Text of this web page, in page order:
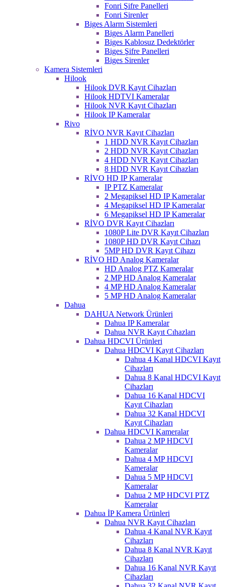
Fonri Şifre Panelleri
Fonri Sirenler
Biges Alarm Sistemleri
Biges Alarm Panelleri
Biges Kablosuz Dedektörler
Biges Şifre Panelleri
Biges Sirenler
Kamera Sistemleri
Hilook
Hilook DVR Kayıt Cihazları
Hilook HDTVI Kameralar
Hilook NVR Kayıt Cihazları
Hilook IP Kameralar
Rivo
RİVO NVR Kayıt Cihazları
1 HDD NVR Kayıt Cihazları
2 HDD NVR Kayıt Cihazları
4 HDD NVR Kayıt Cihazları
8 HDD NVR Kayıt Cihazları
RİVO HD IP Kameralar
IP PTZ Kameralar
2 Megapiksel HD IP Kameralar
4 Megapiksel HD IP Kameralar
6 Megapiksel HD IP Kameralar
RİVO DVR Kayıt Cihazları
1080P Lite DVR Kayıt Cihazları
1080P HD DVR Kayıt Cihazı
5MP HD DVR Kayıt Cihazı
RİVO HD Analog Kameralar
HD Analog PTZ Kameralar
2 MP HD Analog Kameralar
4 MP HD Analog Kameralar
5 MP HD Analog Kameralar
Dahua
DAHUA Network Ürünleri
Dahua IP Kameralar
Dahua NVR Kayıt Cıhazları
Dahua HDCVI Ürünleri
Dahua HDCVI Kayıt Cihazları
Dahua 4 Kanal HDCVI Kayıt
Cihazları
Dahua 8 Kanal HDCVI Kayıt
Cihazları
Dahua 16 Kanal HDCVI
Kayıt Cihazları
Dahua 32 Kanal HDCVI
Kayıt Cihazları
Dahua HDCVI Kameralar
Dahua 2 MP HDCVI
Kameralar
Dahua 4 MP HDCVI
Kameralar
Dahua 5 MP HDCVI
Kameralar
Dahua 2 MP HDCVI PTZ
Kameralar
Dahua İP Kamera Ürünleri
Dahua NVR Kayıt Cihazları
Dahua 4 Kanal NVR Kayıt
Cihazları
Dahua 8 Kanal NVR Kayıt
Cihazları
Dahua 16 Kanal NVR Kayıt
Cihazları